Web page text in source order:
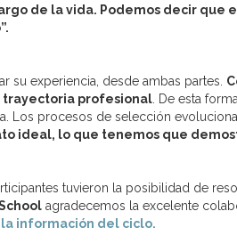
de la vida. Podemos decir que
su experiencia, desde ambas partes.
trayectoria profesional . De esta
Los procesos de selección
ideal, lo que tenemos que
tuvieron la posibilidad de
agradecemos la excelente
información del ciclo.